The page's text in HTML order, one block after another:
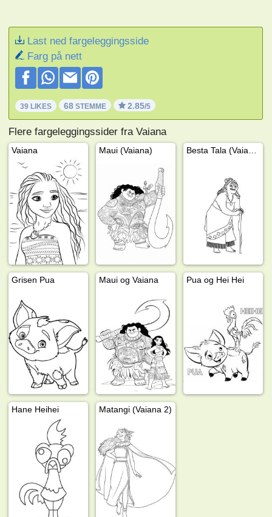
Last ned fargeleggingsside
Farg på nett
39 LIKES 68 STEMME 2.85/5
Flere fargeleggingssider fra Vaiana
Vaiana Maui (Vaiana)
Grisen Pua Maui og Vaiana Pua og Hei Hei
Hane Heihei Matangi (Vaiana 2)